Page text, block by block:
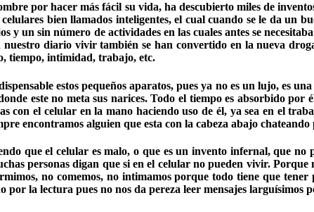
por hacer más fácil su vida, ha descubierto miles de
bien llamados inteligentes, el cual cuando se le da un
y un sin número de actividades en las cuales antes se
diario vivir también se han convertido en la nueva
tiempo, intimidad, trabajo, etc.
estos pequeños aparatos, pues ya no es un lujo, es
este no meta sus narices. Todo el tiempo es absorbido
con el celular en la mano haciendo uso de él, ya sea en el
encontramos alguien que esta con la cabeza abajo
que el celular es malo, o que es un invento infernal, que
personas digan que si en el celular no pueden vivir.
no comemos, no intimamos porque todo tiene que
por la lectura pues no nos da pereza leer mensajes larguísimos